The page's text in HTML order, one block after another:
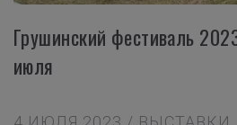
Грушинский фестиваль
июля